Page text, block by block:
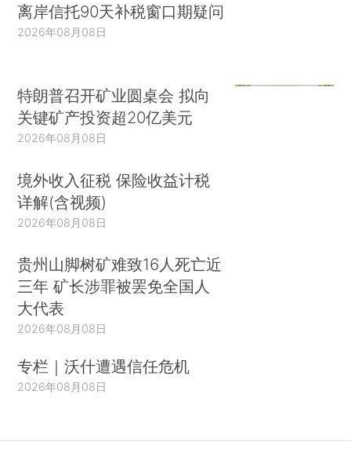
离岸信托90天补税窗口期疑问
2026年08月08日
特朗普召开矿业圆桌会 拟向
关键矿产投资超20亿美元
2026年08月08日
境外收入征税 保险收益计税
详解(含视频)
2026年08月08日
贵州山脚树矿难致16人死亡近
三年 矿长涉罪被罢免全国人
大代表
2026年08月08日
专栏｜沃什遭遇信任危机
2026年08月08日